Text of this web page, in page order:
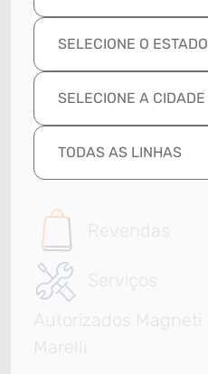
SELECIONE O ESTADO
SELECIONE A CIDADE
TODAS AS LINHAS
Revendas
Serviços
Autorizados Magneti
Marelli